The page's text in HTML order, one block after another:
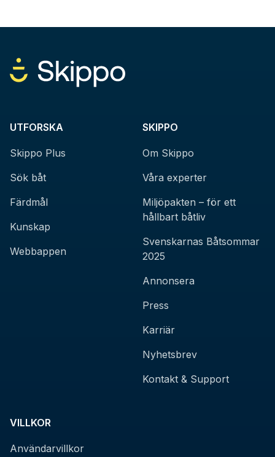
UTFORSKA
Skippo Plus
Sök båt
Färdmål
Kunskap
Webbappen
SKIPPO
Om Skippo
Våra experter
Miljöpakten – för ett
hållbart båtliv
Svenskarnas Båtsommar
2025
Annonsera
Press
Karriär
Nyhetsbrev
Kontakt & Support
VILLKOR
Användarvillkor